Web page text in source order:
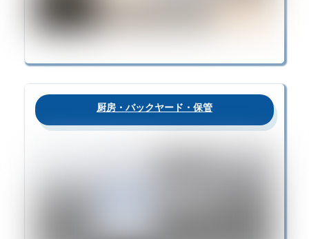
厨房・バックヤード・保管